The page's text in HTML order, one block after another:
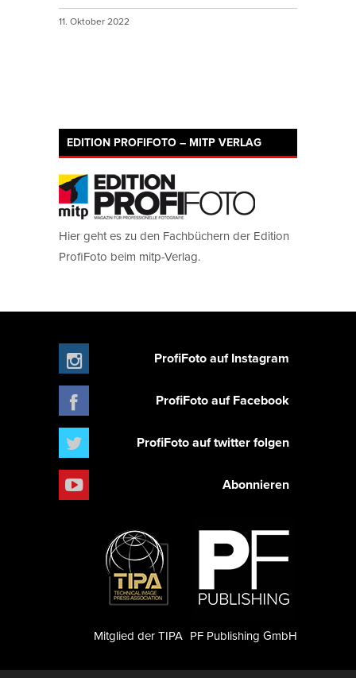
11. Oktober 2022
EDITION PROFIFOTO – MITP VERLAG
Hier geht es zu den Fachbüchern der Edition
ProfiFoto beim mitp-Verlag.
ProfiFoto auf Instagram
ProfiFoto auf Facebook
ProfiFoto auf twitter folgen
Abonnieren
PF Publishing GmbH
Mitglied der TIPA